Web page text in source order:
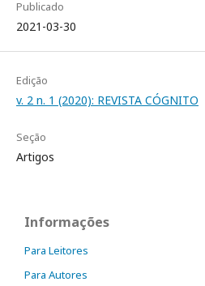
Publicado
2021-03-30
Edição
v. 2 n. 1 (2020): REVISTA CÓGNITO
Seção
Artigos
Informações
Para Leitores
Para Autores